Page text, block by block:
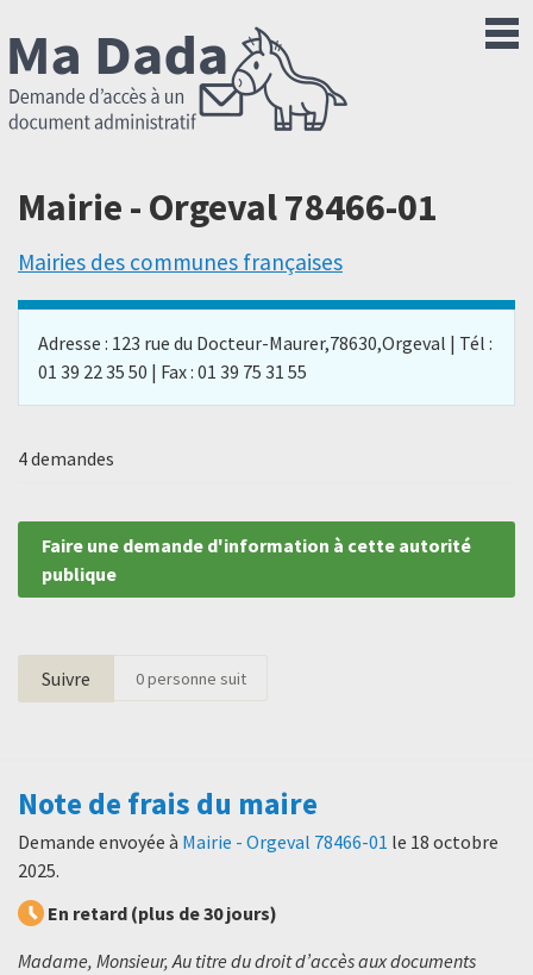
Mairie - Orgeval 78466-01
Mairies des communes françaises
Adresse : 123 rue du Docteur-Maurer,78630,Orgeval | Tél :
01 39 22 35 50 | Fax : 01 39 75 31 55
4 demandes
Faire une demande d'information à cette autorité
publique
Suivre 0personne suit
Note de frais du maire
Demande envoyée à Mairie - Orgeval 78466-01 le 18 octobre
2025.
En retard (plus de 30 jours)
Madame, Monsieur, Au titre du droit d’accès aux documents